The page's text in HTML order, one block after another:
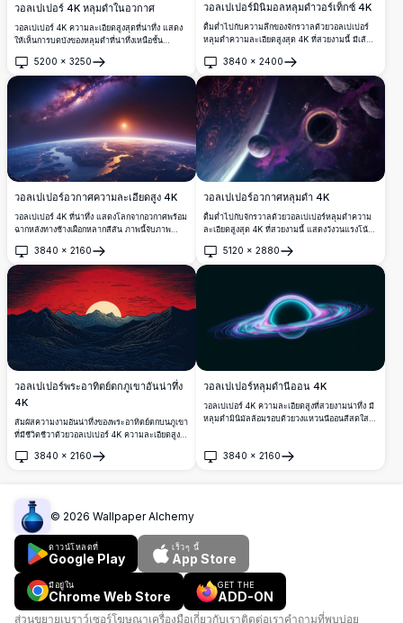
วอลเปเปอร์ 4K หลุมดำในอวกาศ
วอลเปเปอร์ 4K ความละเอียดสูงสุดที่น่าทึ่ง แสดง
ให้เห็นการบดบังของหลุมดำที่น่าทึ่งเหนือชั้น
ม่วงและน้ำเงิน พร้อมเอฟเฟกต์แสงสวรรค์ที่เจิดจ้า
สร้างฉากอวกาศอันยิ่งใหญ่ที่เหมาะสำหรับพื้นหลัง
เดสก์ท็อป
5200 × 3250
เปิด
วอลเปเปอร์มินิมอลหลุมดำวอร์เท็กซ์ 4K
ดื่มด่ำไปกับความลึกของจักรวาลด้วยวอลเปเปอร์
หลุมดำความละเอียดสูงสุด 4K ที่สวยงามนี้ มีเส้น
นิมัลนี้จับภาพแรงดึงดูดของแรงโน้มถ่วงและความ
งามลึกลับของอวกาศได้อย่างสมบูรณ์แบบ เหมาะ
สำหรับเดสก์ท็อปและจอแสดงผลสมัยใหม่
3840 × 2400
เปิด
วอลเปเปอร์อวกาศความละเอียดสูง 4K
วอลเปเปอร์ 4K ที่น่าทึ่ง แสดงโลกจากอวกาศพร้อม
ฉากหลังทางช้างเผือกหลากสีสัน ภาพนี้จับภาพ
รายละเอียดที่สดใส เหมาะสำหรับพื้นหลังเดสก์ท็อป
หรือมือถือ มอบวิวทิวทัศน์ที่น่าทึ่งของโลกและ
จักรวาลของเรา
3840 × 2160
เปิด
วอลเปเปอร์อวกาศหลุมดำ 4K
ดื่มด่ำไปกับจักรวาลด้วยวอลเปเปอร์หลุมดำความ
ละเอียดสูงสุด 4K ที่สวยงามนี้ แสดงวังวนแรงโน้ม
แสง และนักบินอวกาศที่กำลังสำรวจความว่างเปล่า
อันไร้ขีดจำกัด เหมาะสำหรับผู้ที่รักอวกาศที่กำลัง
5120 × 2880
เปิด
วอลเปเปอร์พระอาทิตย์ตกภูเขาอันน่าทึ่ง
4K
สัมผัสความงามอันน่าทึ่งของพระอาทิตย์ตกบนภูเขา
ที่มีชีวิตชีวาด้วยวอลเปเปอร์ 4K ความละเอียดสูงนี้
อาทิตย์ที่ส่องแสง ผลงานศิลปะนี้จับความยิ่งใหญ่
พื้นหลังที่โดดเด่นและมีคุณภาพสูง
3840 × 2160
เปิด
วอลเปเปอร์หลุมดำนีออน 4K
วอลเปเปอร์ 4K ความละเอียดสูงที่สวยงามน่าทึ่ง มี
หลุมดำมินิมัลล้อมรอบด้วยวงแหวนนีออนสีสดใสใน
หรือมือถือทุกเครื่อง เหมาะสำหรับคนรักอวกาศที่
3840 × 2160
เปิด
© 2026 Wallpaper Alchemy
ดาวน์โหลดที่
Google Play
เร็วๆ นี้
App Store
มีอยู่ใน
Chrome Web Store
GET THE
ADD-ON
ส่วนขยายเบราว์เซอร์โฆษณาเครื่องมือเกี่ยวกับเราติดต่อเราคำถามที่พบบ่อย